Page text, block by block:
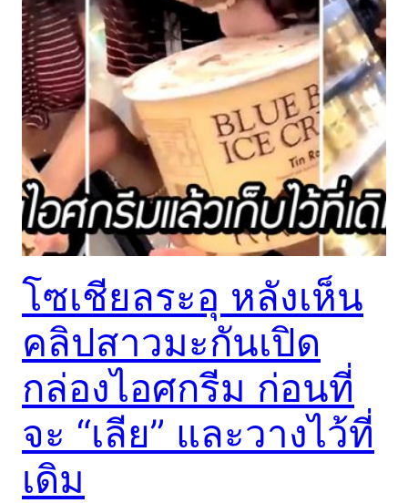
โซเชียลระอุ หลังเห็น
คลิปสาวมะกันเปิด
กล่องไอศกรีม ก่อนที่
จะ “เลีย” และวางไว้ที่
เดิม